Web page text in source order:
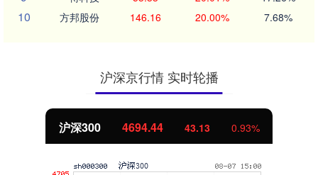
10 方邦股份 146.16 20.00% 7.68%
沪深京行情 实时轮播
北证50 1134.24 11.37 1.01%